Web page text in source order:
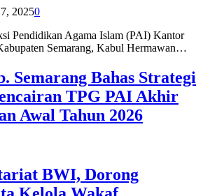
20250
Pendidikan Agama Islam (PAI) Kantor
Semarang, Kabul Hermawan…
Semarang Bahas Strategi
TPG PAI Akhir
Awal Tahun 2026
BWI, Dorong